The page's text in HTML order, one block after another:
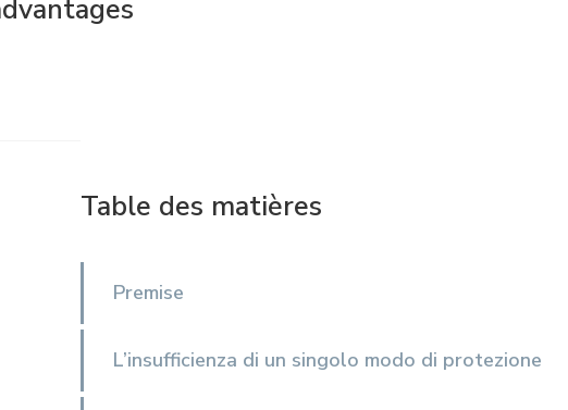
Table des matières
Premise
L’insufficienza di un singolo modo di protezione